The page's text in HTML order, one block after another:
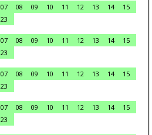
07 08 09 10 11 12 13 14
15
23
07 08 09 10 11 12 13 14
15
23
07 08 09 10 11 12 13 14
15
23
07 08 09 10 11 12 13 14
15
23